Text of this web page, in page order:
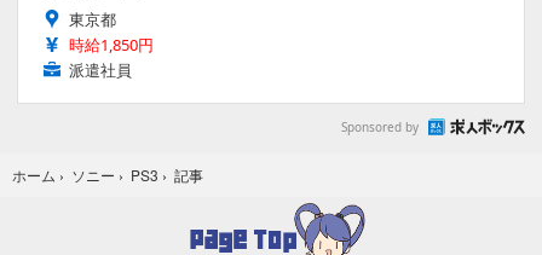
東京都
時給1,850円
派遣社員
Sponsored by
ホーム › ソニー › PS3 › 記事